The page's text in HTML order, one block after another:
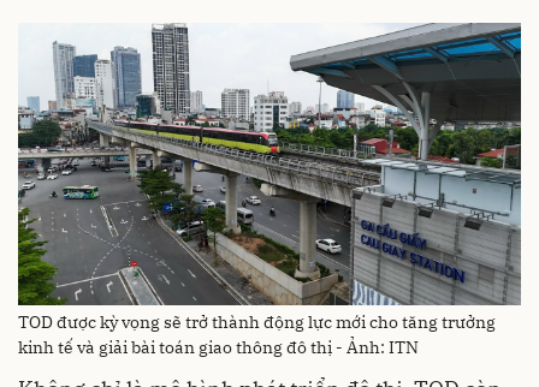
TOD được kỳ vọng sẽ trở thành động lực mới cho tăng trưởng
kinh tế và giải bài toán giao thông đô thị - Ảnh: ITN